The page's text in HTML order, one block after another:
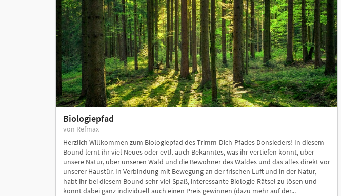
Biologiepfad
von Refmax
Herzlich Willkommen zum Biologiepfad des Trimm-Dich-Pfades Donsieders! In diesem
Bound lernt ihr viel Neues oder evtl. auch Bekanntes, was ihr vertiefen könnt, über
unsere Natur, über unseren Wald und die Bewohner des Waldes und das alles direkt vor
unserer Haustür. In Verbindung mit Bewegung an der frischen Luft und in der Natur,
habt ihr bei diesem Bound sehr viel Spaß, interessante Biologie-Rätsel zu lösen und
könnt dabei ganz individuell auch einen Preis gewinnen (dazu mehr auf der...